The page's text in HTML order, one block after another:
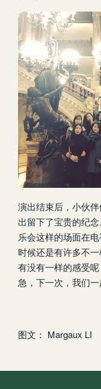
演出结束后，小伙
出留下了宝贵的纪
乐会这样的场面在
时候还是有许多不
有没有一样的感受
急，下一次，我们一
图文： Margaux LI